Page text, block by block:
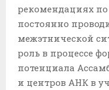
рекомендациях
постоянно
межэтнической
роль в процессе
потенциала
и центров АНК в